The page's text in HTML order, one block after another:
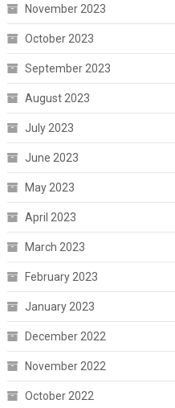
November 2023
October 2023
September 2023
August 2023
July 2023
June 2023
May 2023
April 2023
March 2023
February 2023
January 2023
December 2022
November 2022
October 2022